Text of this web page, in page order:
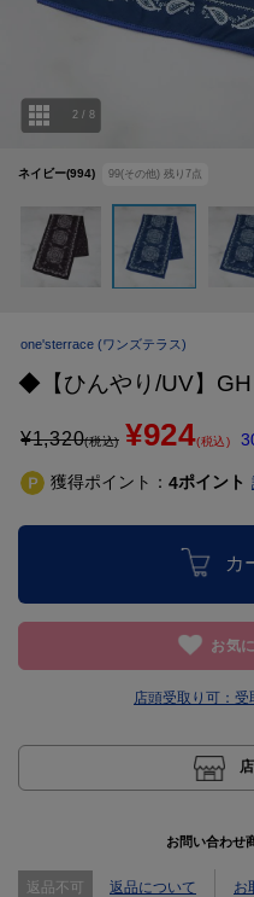
ネイビー(994) 99(その他) 残り 7点
2 / 8
one'sterrace (ワンズテラス)
◆【ひんやり/UV】
¥1,320(税込) ¥924(税込)
獲得ポイント： 4ポイント
カ
お気
店頭受取り可： 受
お問い合わせ
返品不可 返品について お